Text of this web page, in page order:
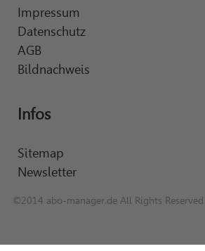
Impressum
Datenschutz
AGB
Bildnachweis
Infos
Sitemap
Newsletter
©2014 abo-manager.de All Rights Reserved